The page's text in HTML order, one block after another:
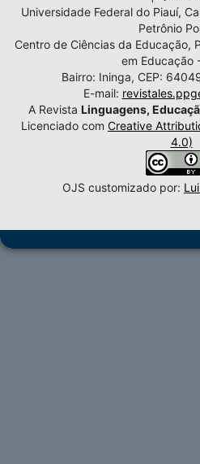
Universidade Federal do Piauí,
Petrônio
Centro de Ciências da Educação,
em Educação
Bairro: Ininga, CEP:
E-mail:
A Revista Linguagens,
Licenciado com Creative
4.0)
OJS customizado por: